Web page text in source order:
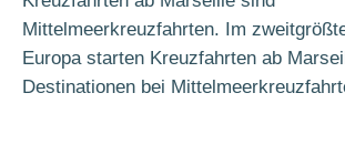
Mittelmeerkreuzfahrten. Im
Europa starten Kreuzfahrten ab
Destinationen bei